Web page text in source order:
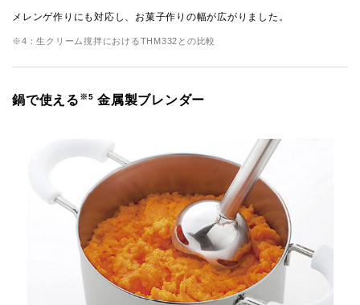
メレンゲ作りにも対応し、お菓子作りの幅が広がりました。
※4：生クリーム撹拌におけるTHM332との比較
鍋で使える ※5 金属製ブレンダー